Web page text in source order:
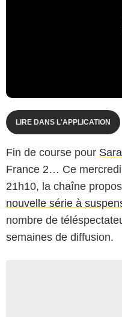
LIRE DANS L'APPLICATION
Fin de course pour
France 2… Ce
21h10, la chaîne
nouvelle série à
nombre de
semaines de diffusion.